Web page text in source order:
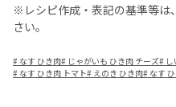
※レシピ作成・表記の基準等は、
さい。
# なす ひき肉# じゃがいも ひき肉 チーズ#
# なす ひき肉 トマト# えのき ひき肉# なす